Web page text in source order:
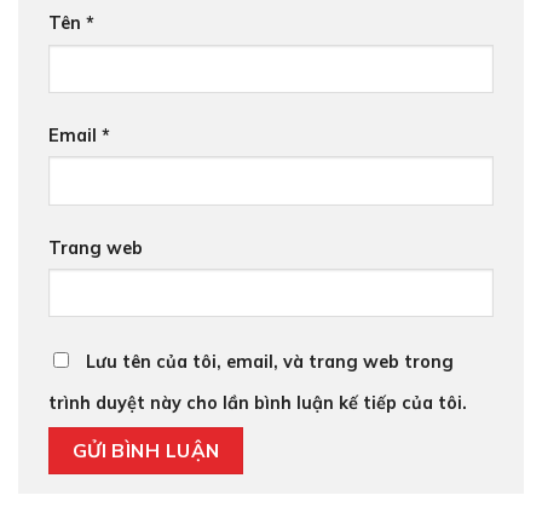
Tên *
Email *
Trang web
Lưu tên của tôi, email, và trang web trong
trình duyệt này cho lần bình luận kế tiếp của tôi.